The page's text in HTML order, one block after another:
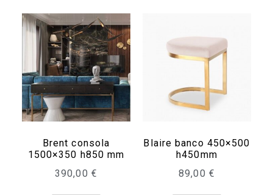
Brent consola
1500×350 h850 mm
390,00 €
Blaire banco 450×500
h450mm
89,00 €